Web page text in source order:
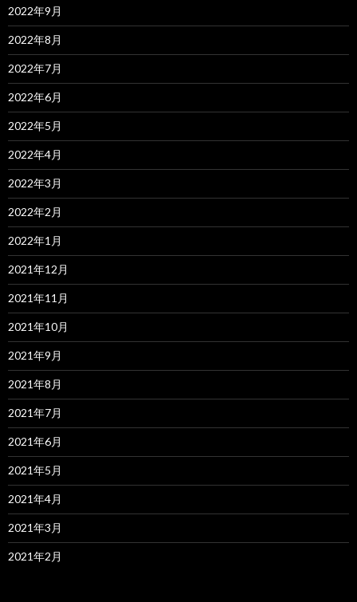
2022年9月
2022年8月
2022年7月
2022年6月
2022年5月
2022年4月
2022年3月
2022年2月
2022年1月
2021年12月
2021年11月
2021年10月
2021年9月
2021年8月
2021年7月
2021年6月
2021年5月
2021年4月
2021年3月
2021年2月